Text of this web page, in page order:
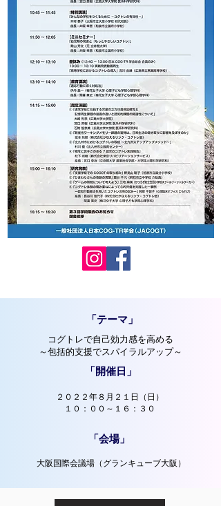
​「テーマ」
コグトレで自己効力感を高める
～包括的支援でスパイラルアップ～
​「開催日」
２０２２年８月２１日（日）
１０：００～１６：３０​
「​会場」
​大阪国際会議場（グランキューブ大阪）